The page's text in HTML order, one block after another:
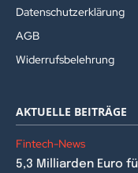
Datenschutzerklärung
AGB
Widerrufsbelehrung
AKTUELLE BEITRÄGE
Fintech-News
5,3 Milliarden Euro